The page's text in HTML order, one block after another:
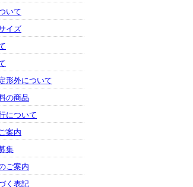
いて
イズ
形外について
の商品
について
案内
集
ご案内
く表記